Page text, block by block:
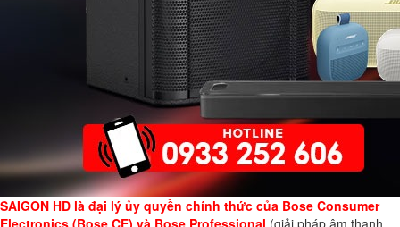
SAIGON HD là đại lý ủy quyền chính thức của Bose Consumer
Electronics (Bose CE) và Bose Professional (giải pháp âm thanh